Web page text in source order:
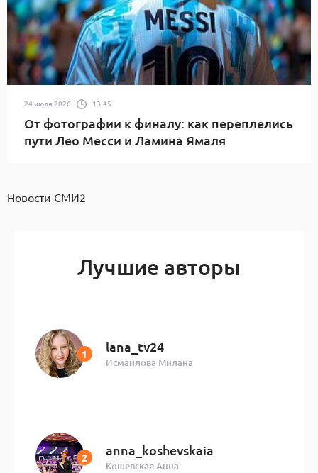
24 июля 2026 13:45
От фотографии к финалу: как переплелись
пути Лео Месси и Ламина Ямаля
Новости СМИ2
Лучшие авторы
lana_tv24
Исмаилова Милана
anna_koshevskaia
Кошевская Анна